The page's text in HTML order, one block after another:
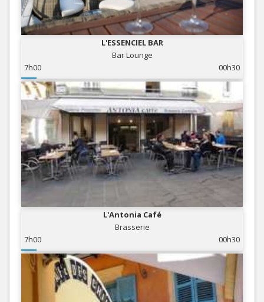
L'ESSENCIEL BAR
Bar Lounge
7h00
00h30
L'Antonia Café
Brasserie
7h00
00h30